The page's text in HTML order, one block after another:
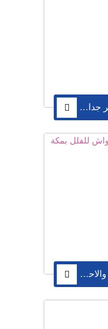
افضل سواتر للحوش سواتر جدارية مكة
افضل انواع سواتر المنازل والاحواش للفلل بمكة